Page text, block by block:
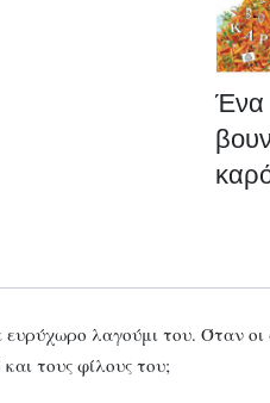
Ένα
λαγούμι του. Όταν
τους φίλους του;